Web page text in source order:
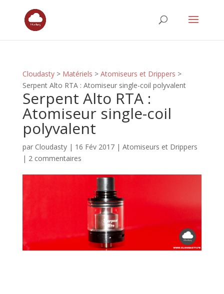
Cloudasty> Matériels > Atomiseurs et Drippers >
Serpent Alto RTA : Atomiseur single-coil polyvalent
Serpent Alto RTA :
Atomiseur single-coil
polyvalent
par Cloudasty| 16 Fév 2017| Atomiseurs et Drippers
| 2 commentaires